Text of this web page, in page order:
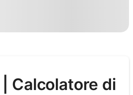
Calcolatore di